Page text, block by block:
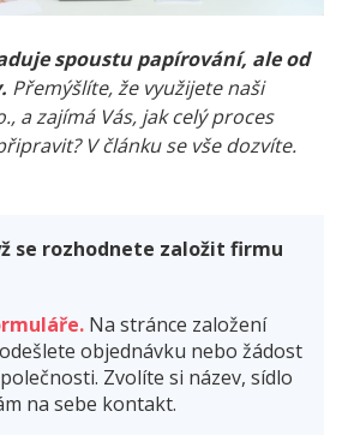
spoustu papírování, ale od
Přemýšlíte, že využijete naši
a zajímá Vás, jak celý proces
V článku se vše dozvíte.
se rozhodnete založit firmu
Na stránce založení
objednávku nebo žádost
Zvolíte si název, sídlo
na sebe kontakt.